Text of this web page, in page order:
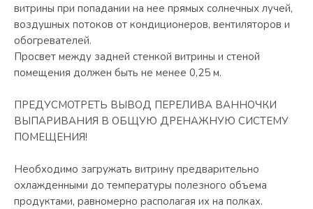
витрины при попадании на нее прямых солнечных лучей,
воздушных потоков от кондиционеров, вентиляторов и
обогревателей.
Просвет между задней стенкой витрины и стеной
помещения должен быть не менее 0,25 м.
ПРЕДУСМОТРЕТЬ ВЫВОД ПЕРЕЛИВА ВАННОЧКИ
ВЫПАРИВАНИЯ В ОБЩУЮ ДРЕНАЖНУЮ СИСТЕМУ
ПОМЕЩЕНИЯ!
Необходимо загружать витрину предварительно
охлажденными до температуры полезного объема
продуктами, равномерно располагая их на полках.